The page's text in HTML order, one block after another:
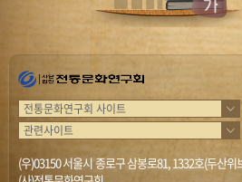
(우)03150 서울시 종로구 삼봉로81, 1332호(두산위